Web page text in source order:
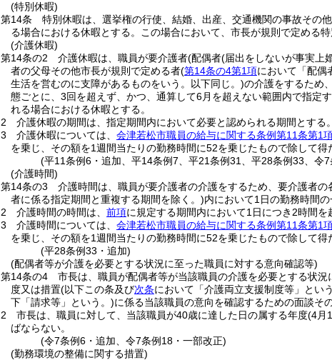
(特別休暇)
第14条
特別休暇は、選挙権の行使、結婚、出産、交通機関の事故その
る場合における休暇とする。
この場合において、市長が規則で定める
(介護休暇)
第14条の2
介護休暇は、職員が要介護者(配偶者(届出をしないが事実上
者の父母その他市長が規則で定める者(第14条の4第1項において「配偶
生活を営むのに支障があるものをいう。以下同じ。)の介護をするため
態ごとに、3回を超えず、かつ、通算して6月を超えない範囲内で指定
れる場合における休暇とする。
2
介護休暇の期間は、指定期間内において必要と認められる期間とする。
3
介護休暇については、 会津若松市職員の給与に関する条例第11条第1
を乗じ、その額を1週間当たりの勤務時間に52を乗じたもので除して得
(平11条例6・追加、平14条例7、平21条例31、平28条例33、令
(介護時間)
第14条の3
介護時間は、職員が要介護者の介護をするため、要介護者
者に係る指定期間と重複する期間を除く。)内において1日の勤務時間
2
介護時間の時間は、 前項に規定する期間内において1日につき2時間を
3
介護時間については、 会津若松市職員の給与に関する条例第11条第1
を乗じ、その額を1週間当たりの勤務時間に52を乗じたもので除して得
(平28条例33・追加)
(配偶者等が介護を必要とする状況に至った職員に対する意向確認等)
第14条の4
市長は、職員が配偶者等が当該職員の介護を必要とする状
度又は措置(以下この条及び次条において「介護両立支援制度等」とい
下「請求等」という。)に係る当該職員の意向を確認するための面談そ
2
市長は、職員に対して、当該職員が40歳に達した日の属する年度(4月
ばならない。
(令7条例6・追加、令7条例18・一部改正)
(勤務環境の整備に関する措置)